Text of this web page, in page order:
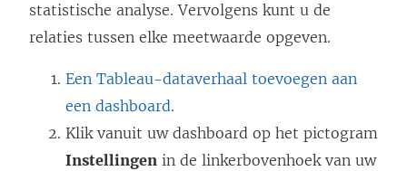
statistische analyse. Vervolgens kunt u de
relaties tussen elke meetwaarde opgeven.
Een Tableau-dataverhaal toevoegen aan
een dashboard.
Klik vanuit uw dashboard op het pictogram
Instellingen in de linkerbovenhoek van uw